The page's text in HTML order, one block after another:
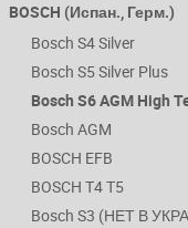
BOSCH (Испан., Герм.)
Bosch S4 Silver
Bosch S5 Silver Plus
Bosch S6 AGM High
Bosch AGM
BOSCH EFB
BOSCH T4 T5
Bosch S3 (НЕТ В